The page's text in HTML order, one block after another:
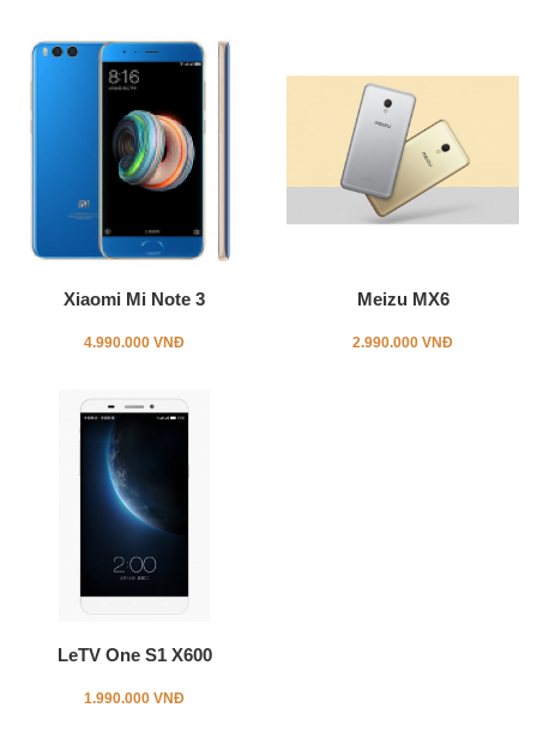
Xiaomi Mi Note 3
4.990.000 VNĐ
Meizu MX6
2.990.000 VNĐ
LeTV One S1 X600
1.990.000 VNĐ